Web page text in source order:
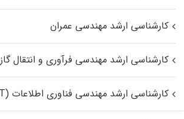
کارشناسی ارشد مهندسی عمران
کارشناسی ارشد مهندسی فرآوری و انتقال گاز
کارشناسی ارشد مهندسی فناوری اطلاعات (IT)